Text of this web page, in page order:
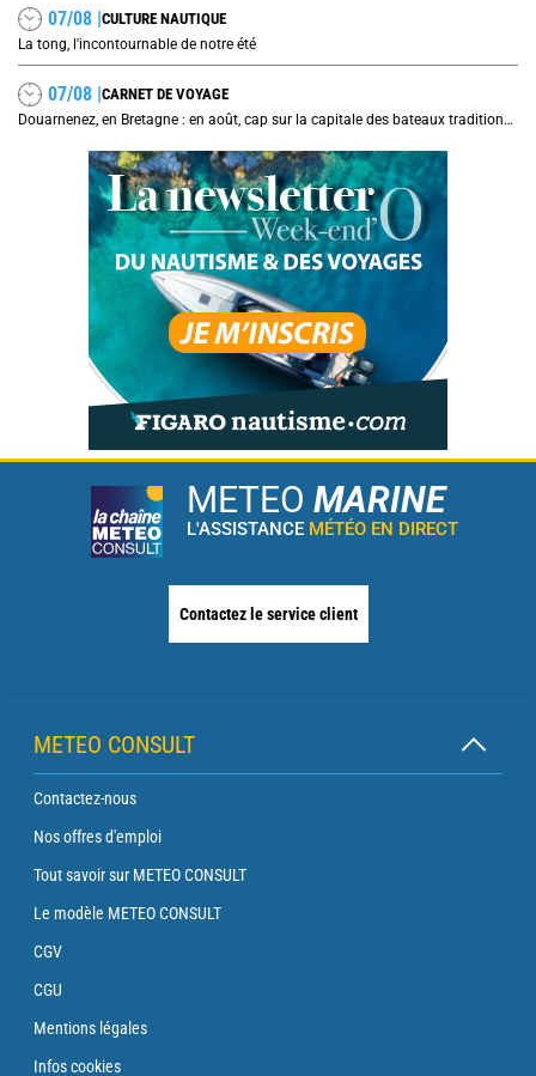
07/08 |CULTURE NAUTIQUE
La tong, l'incontournable de notre été
07/08 |CARNET DE VOYAGE
Douarnenez, en Bretagne : en août, cap sur la capitale des bateaux traditionnels et de la sardine
METEO MARINE
L'ASSISTANCE MÉTÉO EN DIRECT
Contactez le service client
METEO CONSULT
Contactez-nous
Nos offres d'emploi
Tout savoir sur METEO CONSULT
Le modèle METEO CONSULT
CGV
CGU
Mentions légales
Infos cookies